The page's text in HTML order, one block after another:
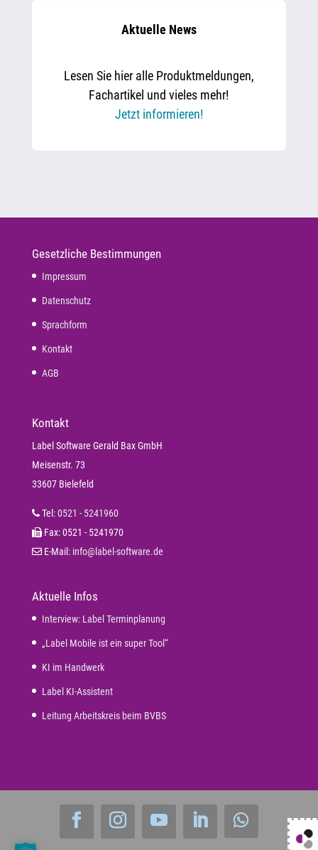
Aktuelle News
Lesen Sie hier alle Produktmeldungen,
Fachartikel und vieles mehr!
Jetzt informieren!
Gesetzliche Bestimmungen
Impressum
Datenschutz
Sprachform
Kontakt
AGB
Kontakt
Label Software Gerald Bax GmbH
Meisenstr. 73
33607 Bielefeld
Tel:0521 - 5241960
Fax: 0521 - 5241970
E-Mail: info@label-software.de
Aktuelle Infos
Interview: Label Terminplanung
„Label Mobile ist ein super Tool“
KI im Handwerk
Label KI-Assistent
Leitung Arbeitskreis beim BVBS